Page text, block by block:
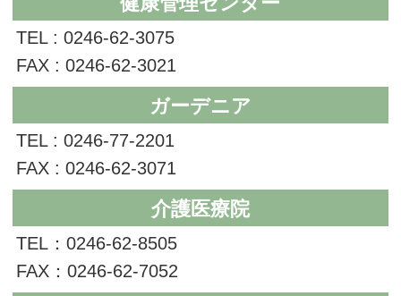
TEL : 0246-62-3075
FAX : 0246-62-3021
ガーデニア
TEL : 0246-77-2201
FAX : 0246-62-3071
介護医療院
TEL：0246-62-8505
FAX：0246-62-7052